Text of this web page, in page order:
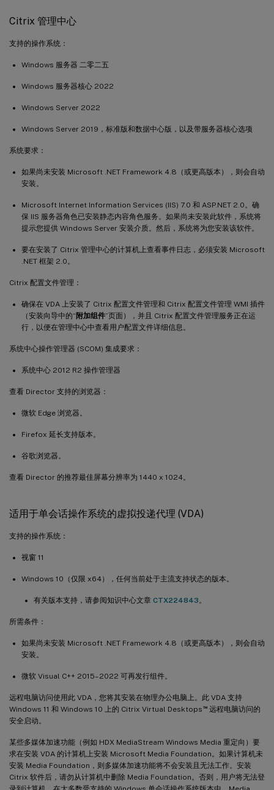
Citrix 管理中心
支持的操作系统：
Windows 服务器 二零二五
Windows 服务器核心 2022
Windows Server 2022
Windows Server 2019，标准版和数据中心版，以及带服务器核心选项
系统要求：
如果尚未安装 Microsoft .NET Framework 4.8（或更高版本），则会自动
安装。
Microsoft Internet Information Services (IIS) 7.0 和 ASP.NET 2.0。确
保 IIS 服务器角色已安装静态内容角色服务。如果尚未安装此软件，系统将
提示您提供 Windows Server 安装介质。然后，系统将为您安装该软件。
要在安装了 Citrix 管理中心的计算机上查看事件日志，必须安装 Microsoft
.NET 框架 2.0。
Citrix 配置文件管理：
确保在 VDA 上安装了 Citrix 配置文件管理和 Citrix 配置文件管理 WMI 插件
（安装向导中的“附加组件”页面），并且 Citrix 配置文件管理服务正在运
行，以便在管理中心中查看用户配置文件详细信息。
系统中心操作管理器 (SCOM) 集成要求：
系统中心 2012 R2 操作管理器
查看 Director 支持的浏览器：
微软 Edge 浏览器。
Firefox 延长支持版本。
谷歌浏览器。
查看 Director 的推荐最佳屏幕分辨率为 1440 x 1024。
适用于单会话操作系统的虚拟投递代理 (VDA)
支持的操作系统：
视窗 11
Windows 10（仅限 x64），任何当前处于主流支持状态的版本。
有关版本支持，请参阅知识中心文章 CTX224843 。
所需条件：
如果尚未安装 Microsoft .NET Framework 4.8（或更高版本），则会自动
安装。
微软 Visual C++ 2015–2022 可再发行组件。
远程电脑访问使用此 VDA，您将其安装在物理办公电脑上。此 VDA 支持
Windows 11 和 Windows 10 上的 Citrix Virtual Desktops ™远程电脑访问的
安全启动。
某些多媒体加速功能（例如 HDX MediaStream Windows Media 重定向）要
求在安装 VDA 的计算机上安装 Microsoft Media Foundation。如果计算机未
安装 Media Foundation，则多媒体加速功能将不会安装且无法工作。安装
Citrix 软件后，请勿从计算机中删除 Media Foundation。否则，用户将无法登